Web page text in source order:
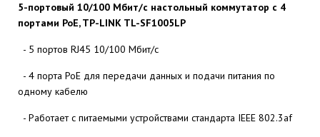
5-портовый 10/100 Мбит/с настольный коммутатор с 4
портами PoE, TP-LINK TL-SF1005LP
- 5 портов RJ45 10/100 Мбит/с
- 4 порта PoE для передачи данных и подачи питания по
одному кабелю
- Работает с питаемыми устройствами стандарта IEEE 802.3af